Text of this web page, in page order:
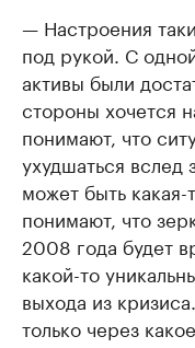
— Настроения
под рукой. С
активы были
стороны хочется
понимают, что
ухудшаться вслед
может быть какая-
понимают, что
2008 года будет
какой-то
выхода из
только через